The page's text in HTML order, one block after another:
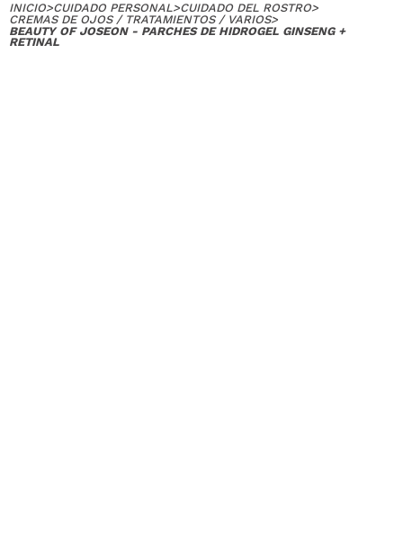
INICIO>CUIDADO PERSONAL>CUIDADO DEL ROSTRO>
CREMAS DE OJOS / TRATAMIENTOS / VARIOS>
BEAUTY OF JOSEON - PARCHES DE HIDROGEL GINSENG +
RETINAL